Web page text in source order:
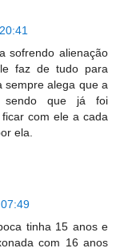
sofrendo alienação
faz de tudo para
sempre alega que a
sendo que já foi
com ele a cada
ela.
tinha 15 anos e
com 16 anos